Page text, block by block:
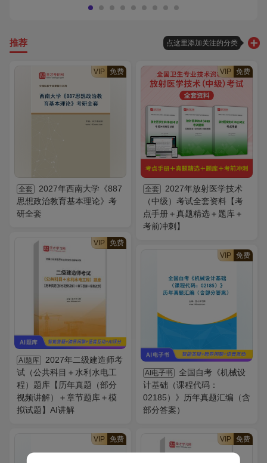
推荐 点这里添加关注的分类
VIP 免费
全套
2027年西南大学《887
思想政治教育基本理论》考
研全套
VIP 免费
全套
2027年放射医学技术
（中级）考试全套资料【考
点手册＋真题精选＋题库＋
考前冲刺】
VIP 免费
AI题库
2027年二级建造师考
试（公共科目＋水利水电工
程）题库【历年真题（部分
视频讲解）＋章节题库＋模
拟试题】AI讲解
VIP 免费
AI电子书
全国自考《机械设
计基础（课程代码：
02185）》历年真题汇编（含
部分答案）
VIP 免费 VIP 免费